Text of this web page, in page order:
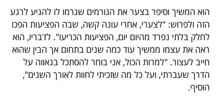
פודקאסט
40
UNDER
40
הוא המשיך וסיפר בצער את הגורמים שגרמו לו להגיע לרגע
הזה ולפרוש: "לצערי, אחרי עונה קשה, שבה הפציעות הפכו
לחלק בלתי נפרד מהיום יום, הפציעות הכריעו". לדבריו, הוא
ראה את עצמו ממשיך עוד כמה שנים בתחום אך הבין שהוא
חייב לעצור. "למרות הכול, אני בוחר להסתכל בגאווה על
הדרך שעברתי, ועל כל מה שזכיתי לחוות לאורך השנים",
הוסיף.